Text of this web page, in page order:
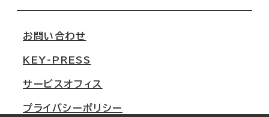
移転スケジュール
オフィス移転Q&A
大阪
名古屋
札幌
お問い合わせ
KEY-PRESS
サービスオフィス
プライバシーポリシー